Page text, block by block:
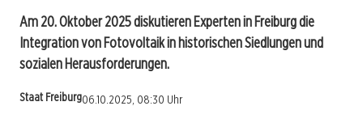
Am 20. Oktober 2025 diskutieren Experten in Freiburg die
Integration von Fotovoltaik in historischen Siedlungen und
sozialen Herausforderungen.
Staat Freiburg06.10.2025, 08:30 Uhr